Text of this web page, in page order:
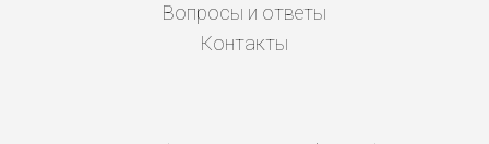
Вопросы и ответы
Контакты